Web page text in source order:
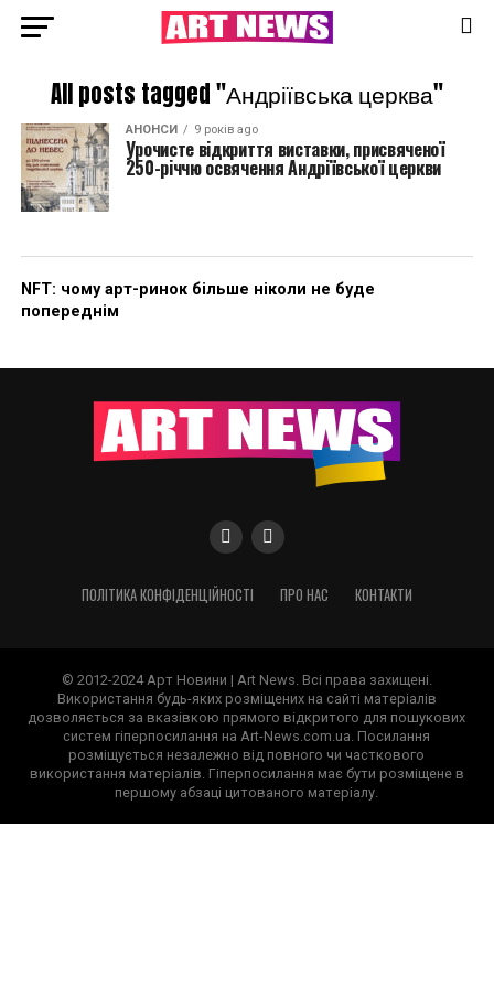
All posts tagged "Андріївська церква"
АНОНСИ 9 років ago
Урочисте відкриття виставки, присвяченої
250-річчю освячення Андріївської церкви
NFT: чому арт-ринок більше ніколи не буде
попереднім
ПОЛІТИКА КОНФІДЕНЦІЙНОСТІ ПРО НАС КОНТАКТИ
© 2012-2024 Арт Новини | Art News. Всі права захищені.
Використання будь-яких розміщених на сайті матеріалів
дозволяється за вказівкою прямого відкритого для пошукових
систем гіперпосилання на Art-News.com.ua. Посилання
розміщується незалежно від повного чи часткового
використання матеріалів. Гіперпосилання має бути розміщене в
першому абзаці цитованого матеріалу.